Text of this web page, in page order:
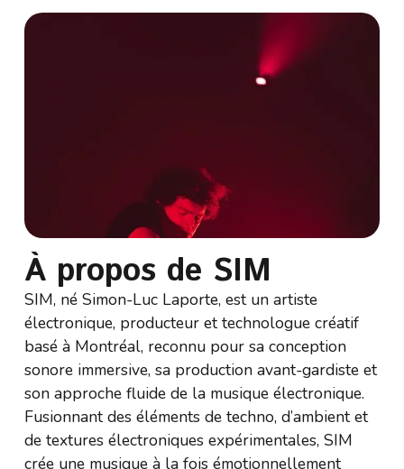
À propos de SIM
SIM, né Simon-Luc Laporte, est un artiste
électronique, producteur et technologue créatif
basé à Montréal, reconnu pour sa conception
sonore immersive, sa production avant-gardiste et
son approche fluide de la musique électronique.
Fusionnant des éléments de techno, d’ambient et
de textures électroniques expérimentales, SIM
crée une musique à la fois émotionnellement